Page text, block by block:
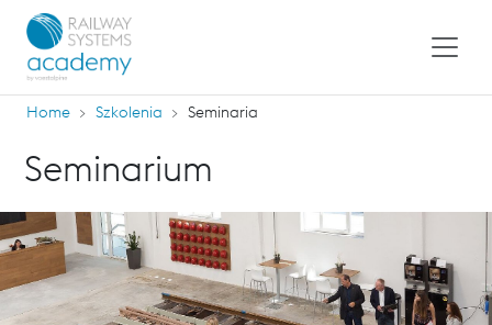
Home Szkolenia Seminaria
Seminarium